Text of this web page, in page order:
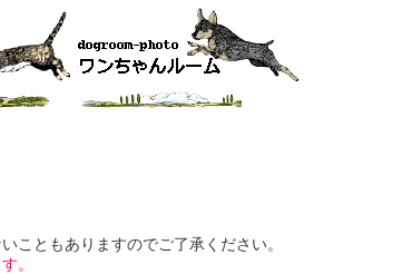
こともありますのでご了承ください。
。